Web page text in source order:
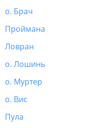
о. Брач
Проймана
Ловран
о. Лошинь
о. Муртер
о. Вис
Пула